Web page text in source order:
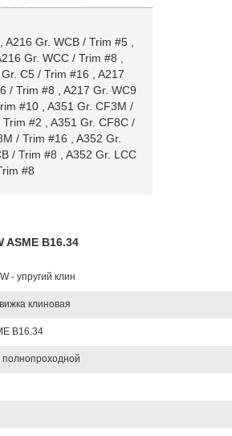
A216 Gr. WCB / Trim #5,
Gr. WCC / Trim #8
C5 / Trim #16
A217
/ Trim #8
A217 Gr. WC9
#10, A351 Gr. CF3M /
#2
A351 Gr. CF8C /
/ Trim #16
A352 Gr.
/ Trim #8
A352 Gr. LCC
#8
ASME B16.34
- упругий клин
клиновая
B16.34
полнопроходной